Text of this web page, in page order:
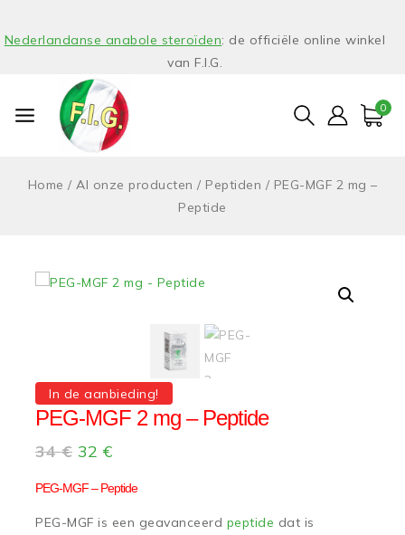
Nederlandanse anabole steroïden: de officiële online winkel
van F.I.G.
0
Home / Al onze producten / Peptiden / PEG-MGF 2 mg –
Peptide
In de aanbieding!
PEG-MGF 2 mg – Peptide
34€ 32 €
PEG-MGF – Peptide
PEG-MGF is een geavanceerd peptide dat is